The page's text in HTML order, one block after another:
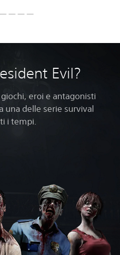
Evil?
eroi e antagonisti
una delle serie survival
i tempi.